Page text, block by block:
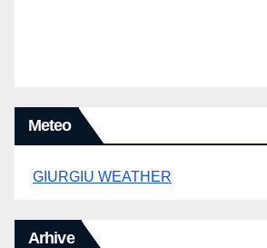
Meteo
GIURGIU WEATHER
Arhive